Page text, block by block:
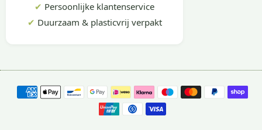
✔ Persoonlijke klantenservice
✔ Duurzaam & plasticvrij verpakt